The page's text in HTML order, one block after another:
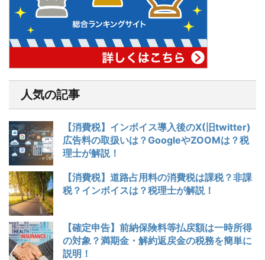
人気の記事
【消費税】インボイス導入後のX(旧twitter)
広告料の取扱いは？GoogleやZOOMは？税
理士が解説！
【消費税】道路占用料の消費税は課税？非課
税？インボイスは？税理士が解説！
【確定申告】前納保険料等払戻額は一時所得
の対象？満期金・解約返戻金の税務を簡単に
説明！